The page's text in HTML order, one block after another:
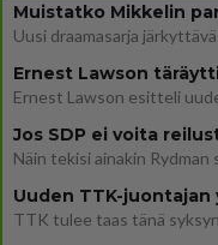
Muistatko Mikkelin